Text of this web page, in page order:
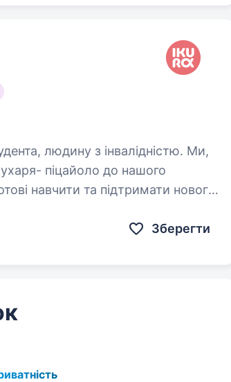
людину з інвалідністю. Ми,
піцайоло до нашого
навчити та підтримати нового
Зберегти